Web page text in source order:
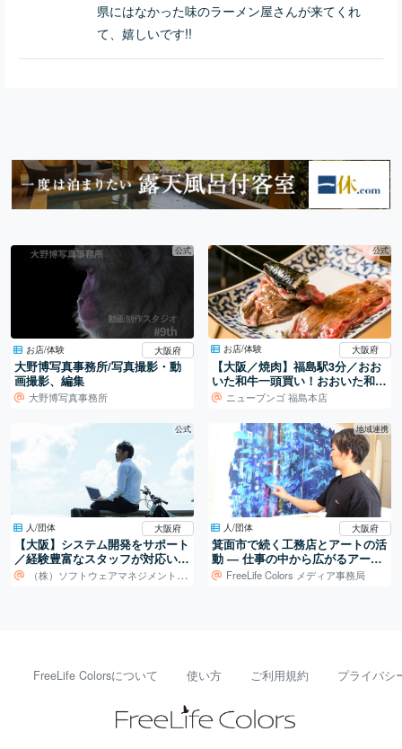
県にはなかった味のラーメン屋さんが来てくれ
て、嬉しいです!!
公式
お店/体験 大阪府
大野博写真事務所/写真撮影・動
画撮影、編集
大野博写真事務所
公式
お店/体験 大阪府
【大阪／焼肉】福島駅3分／おお
いた和牛一頭買い！おおいた和牛
専門焼肉店。
ニューブンゴ 福島本店
公式
人/団体 大阪府
【大阪】システム開発をサポート
／経験豊富なスタッフが対応いた
します！
（株）ソフトウェアマネジメントセンター
地域連携
人/団体 大阪府
箕面市で続く工務店とアートの活
動 ― 仕事の中から広がるアート
制作FreeLife Colors メディア事務局
FreeLife Colorsについて 使い方 ご利用規約 プライバシ